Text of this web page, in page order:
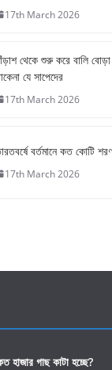
17th March 2026
থেকে শুরু করে বালি
যে সাপেদের
17th March 2026
বর্তমানে কত কোটি
17th March 2026
হাজার গাছ কাটা হচ্ছে?